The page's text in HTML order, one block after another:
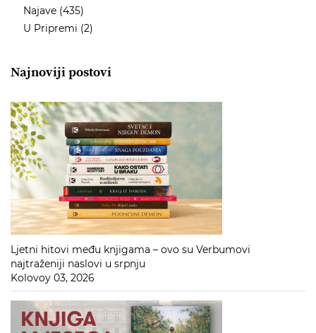
Najave (435)
U Pripremi (2)
Najnoviji postovi
Ljetni hitovi među knjigama – ovo su Verbumovi
najtraženiji naslovi u srpnju
Kolovoy 03, 2026